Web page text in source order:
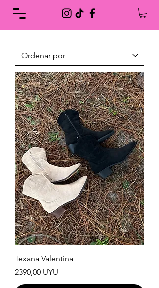
Texana Valentina
Precio
2390,00 UYU